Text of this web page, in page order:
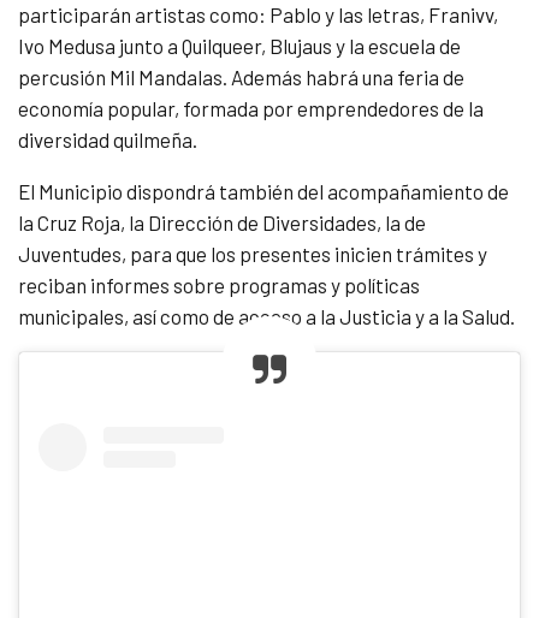
participarán artistas como: Pablo y las letras, Franivv,
Ivo Medusa junto a Quilqueer, Blujaus y la escuela de
percusión Mil Mandalas. Además habrá una feria de
economía popular, formada por emprendedores de la
diversidad quilmeña.
El Municipio dispondrá también del acompañamiento de
la Cruz Roja, la Dirección de Diversidades, la de
Juventudes, para que los presentes inicien trámites y
reciban informes sobre programas y políticas
municipales, así como de acceso a la Justicia y a la Salud.